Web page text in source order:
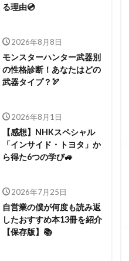
る理由💿
2026年8月8日
モンスターハンター武器別
の性格診断！あなたはどの
武器タイプ？🏹
2026年8月1日
【感想】NHKスペシャル
「インサイド・トヨタ」か
ら得た6つの学び🚙
2026年7月25日
自営業の僕が何度も読み返
したおすすめ本13冊を紹介
【保存版】📚